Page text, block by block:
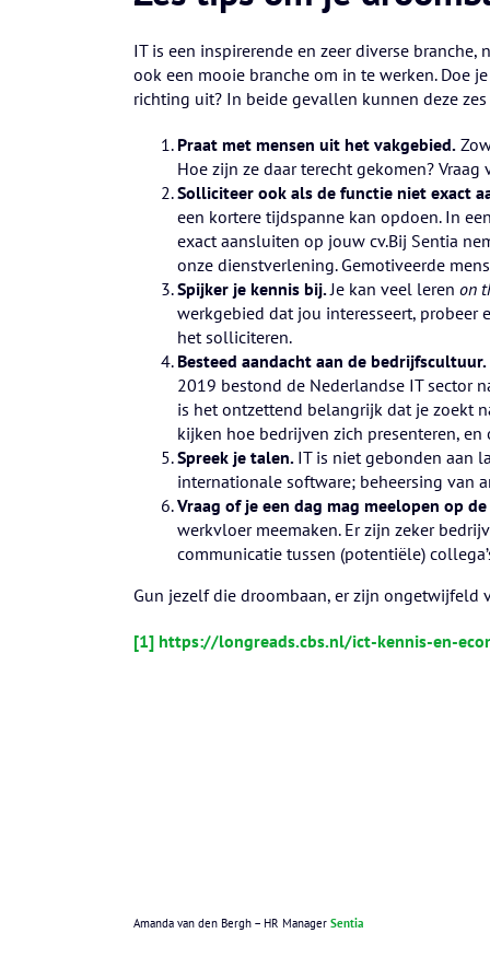
IT is een inspirerende en zeer diverse
ook een mooie branche om in te werken. Doe
richting uit? In beide gevallen kunnen deze
Praat met mensen uit het vakgebied.
Hoe zijn ze daar terecht gekomen?
Solliciteer ook als de functie niet exact
een kortere tijdspanne kan opdoen. In
exact aansluiten op jouw cv.Bij Sentia
onze dienstverlening. Gemotiveerde
Spijker je kennis bij.Je kan veel leren on
werkgebied dat jou interesseert, probeer
het solliciteren.
Besteed aandacht aan de bedrijfscultuur.
2019 bestond de Nederlandse IT sector
is het ontzettend belangrijk dat je zoekt
kijken hoe bedrijven zich presenteren,
Spreek je talen. IT is niet gebonden aan
internationale software; beheersing van
Vraag of je een dag mag meelopen op
werkvloer meemaken. Er zijn zeker
communicatie tussen (potentiële)
Gun jezelf die droombaan, er zijn
[1] https://longreads.cbs.nl/ict-kennis-en-
Amanda van den Bergh – HR Manager Sentia